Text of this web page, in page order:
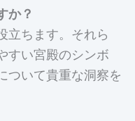
か？
立ちます。それら
すい宮殿のシンボ
ついて貴重な洞察を